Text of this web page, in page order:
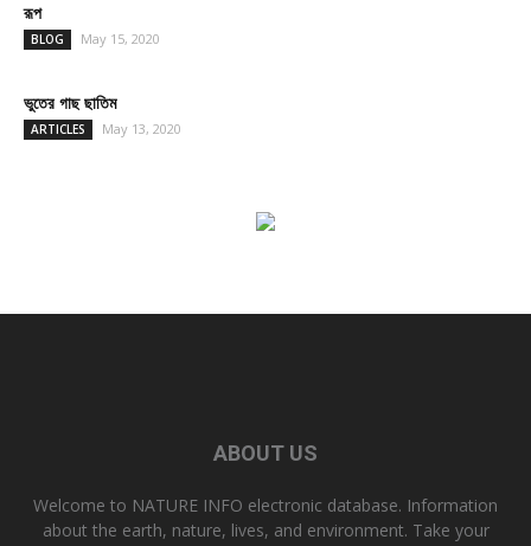
রূপ
BLOG May 15, 2020
ভুতের গাছ ছাতিম
ARTICLES May 13, 2020
ABOUT US
Welcome to NATURE INFO electronic database. Information
about the earth, nature, lives, and environment. Take your